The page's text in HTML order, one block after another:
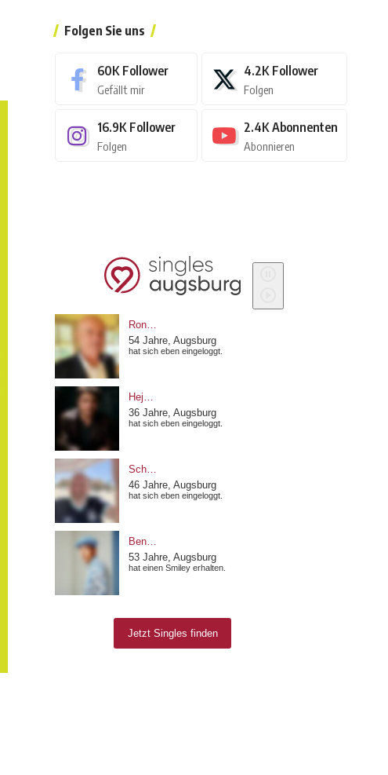
Folgen Sie uns
60K Follower
Gefällt mir
4.2K Follower
Folgen
16.9K Follower
Folgen
2.4K Abonnenten
Abonnieren